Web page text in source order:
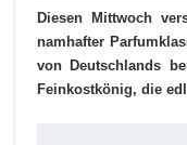
Diesen Mittwoch
namhafter
von Deutschlands
Feinkostkönig, die